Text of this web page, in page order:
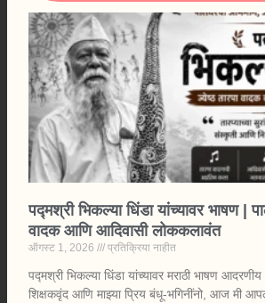
पद्मश्री भिकल्या धिंडा यांच्यावर भाषण |
वादक आणि आदिवासी लोककलावंत
ऑगस्ट 1, 2026 प्रतिक्रिया नाहीत
पद्मश्री भिकल्या धिंडा यांच्यावर मराठी भाषण
शिक्षकवृंद आणि माझ्या प्रिय बंधू-भगिनींनो, आज मी